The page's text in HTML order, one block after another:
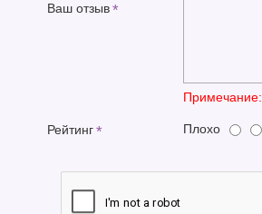
Ваш отзыв
Примечание:
Рейтинг Плохо